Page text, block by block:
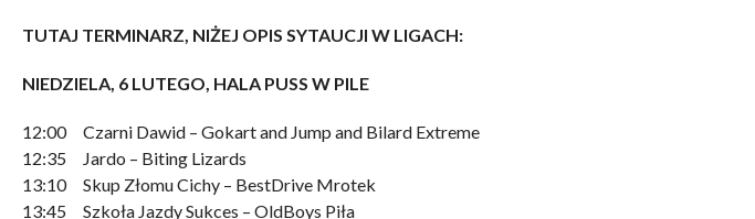
TUTAJ TERMINARZ, NIŻEJ OPIS SYTAUCJI W LIGACH:
NIEDZIELA, 6 LUTEGO, HALA PUSS W PILE
12:00 Czarni Dawid – Gokart and Jump and Bilard Extreme
12:35 Jardo – Biting Lizards
13:10 Skup Złomu Cichy – BestDrive Mrotek
13:45 Szkoła Jazdy Sukces – OldBoys Piła